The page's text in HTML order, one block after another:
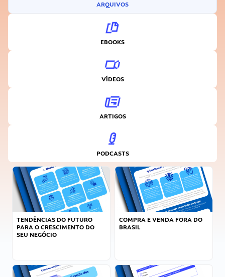
ARQUIVOS
EBOOKS
VÍDEOS
ARTIGOS
PODCASTS
TENDÊNCIAS DO FUTURO
PARA O CRESCIMENTO DO
SEU NEGÓCIO
COMPRA E VENDA FORA DO
BRASIL